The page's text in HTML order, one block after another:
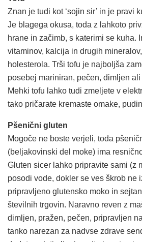
Znan je tudi kot ‘sojin sir’ in je pravi
Je blagega okusa, toda z lahkoto
hrane in začimb, s katerimi se kuha.
vitaminov, kalcija in drugih
holesterola. Trši tofu je najboljša
posebej mariniran, pečen, dimljen
Mehki tofu lahko tudi zmeljete v
tako pričarate kremaste omake,
Pšenični gluten
Mogoče ne boste verjeli, toda
(beljakovinski del moke) ima
Gluten sicer lahko pripravite sami (z
posodi vode, dokler se ves škrob ne
pripravljeno glutensko moko in
številnih trgovin. Naravno reven z
dimljen, pražen, pečen, pripravljen
tanko narezan za nadvse zdrave